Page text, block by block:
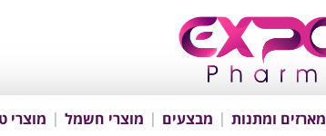
מארזים ומתנות מבצעים מוצרי חשמל מוצרי